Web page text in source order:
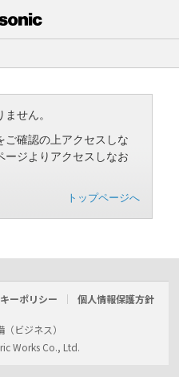
せん。
ご確認の上アクセスしな
ージよりアクセスしなお
トップページへ
ーポリシー 個人情報保護方針
ビジネス）
Works Co., Ltd.